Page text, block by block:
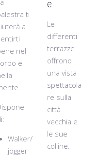
ti
a
nel
e
Walker/
jogger
e
Le
differenti
terrazze
offrono
una vista
spettacola
re sulla
città
vecchia e
le sue
colline.